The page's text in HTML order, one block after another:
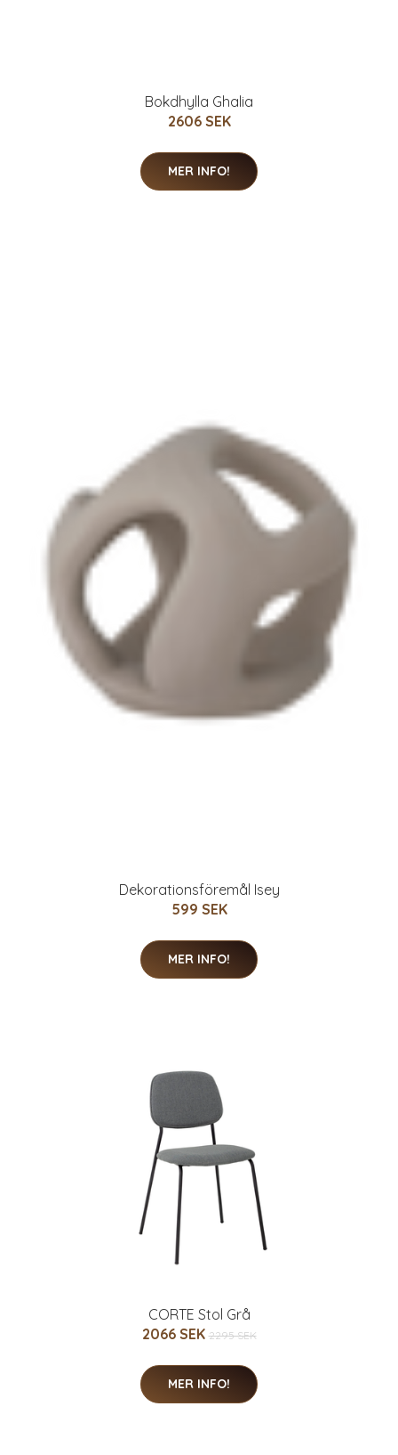
Bokdhylla Ghalia
2606 SEK
MER INFO!
Dekorationsföremål Isey
599 SEK
MER INFO!
CORTE Stol Grå
2066 SEK 2295 SEK
MER INFO!